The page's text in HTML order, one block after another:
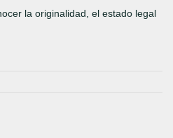
la originalidad, el estado legal